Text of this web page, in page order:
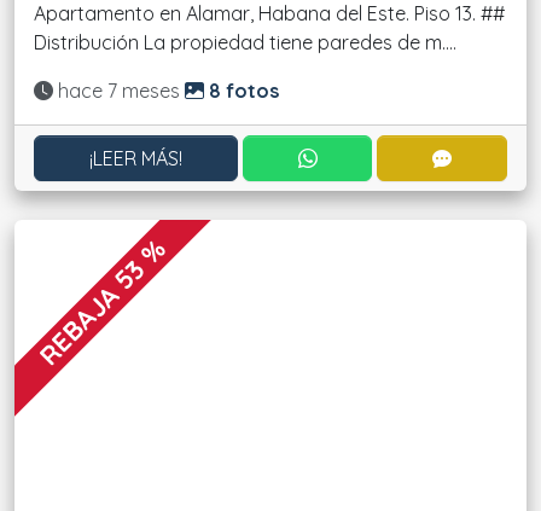
Apartamento en Alamar, Habana del Este. Piso 13. ##
Distribución La propiedad tiene paredes de m....
Actualizado:
hace 7 meses 8 fotos
¡LEER MÁS! CONTACTAR POR
REBAJA 53 %